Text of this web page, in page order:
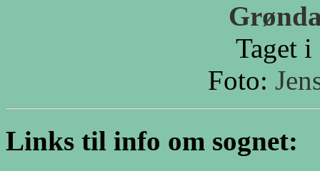
Taget
Foto:
Links til info om sognet: